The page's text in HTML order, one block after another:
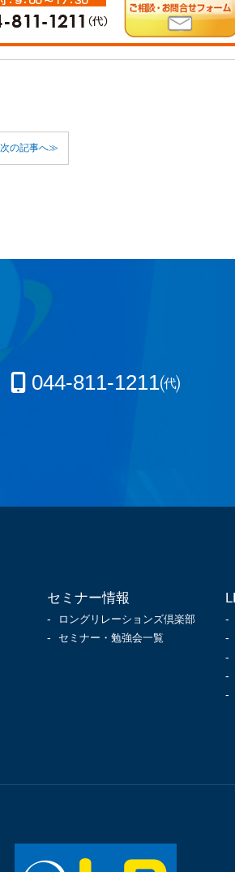
次の記事へ≫
044-811-1211㈹
セミナー情報
ロングリレーションズ倶楽部
セミナー・勉強会一覧